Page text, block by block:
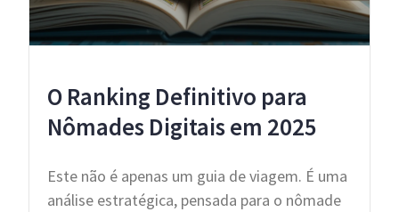
O Ranking Definitivo para
Nômades Digitais em 2025
​Este não é apenas um guia de viagem. É uma
análise estratégica, pensada para o nômade